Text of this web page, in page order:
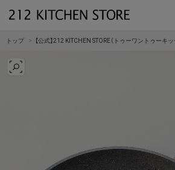
買いもの
212 KITCHEN STORE 公式
トップ 【公式】212 KITCHEN STORE（トゥーワントゥーキ